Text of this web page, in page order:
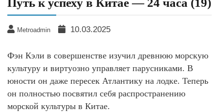
Путь к успеху в Китае — 24 часа (19)
Metroadmin 10.03.2025
Фэн Кэли в совершенстве изучил древнюю морскую
культуру и виртуозно управляет парусниками. В
юности он даже пересек Атлантику на лодке. Теперь
он полностью посвятил себя распространению
морской культуры в Китае.